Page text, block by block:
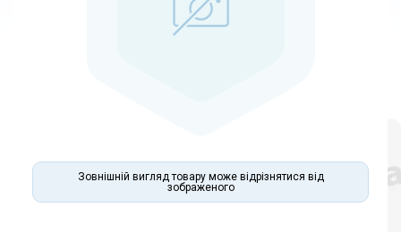
Зовнішній вигляд товару може відрізнятися від
зображеного